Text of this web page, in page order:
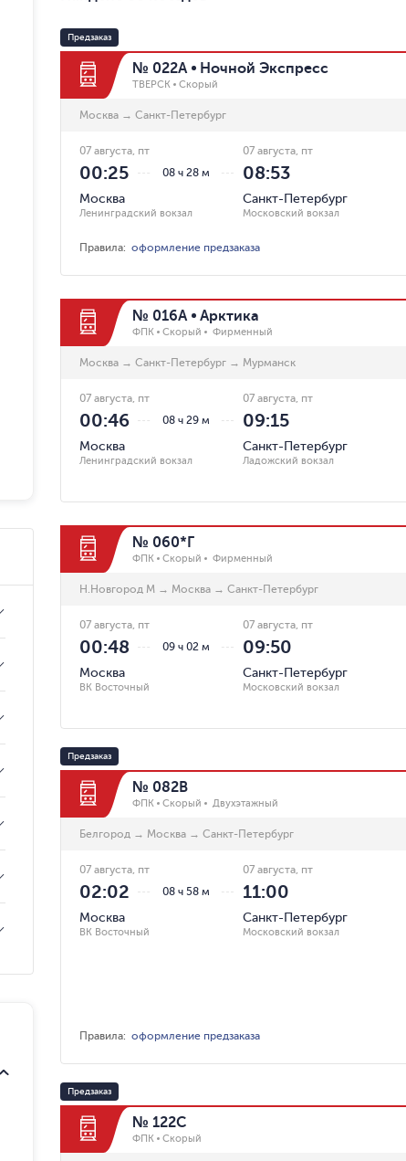
Предзаказ
№ 022А Ночной Экспресс
ТВЕРСК Скорый
Москва → Санкт-Петербург
08 ч 28 м
07 августа, пт
00:25
Москва
Ленинградский вокзал
07 августа, пт
08:53
Санкт-Петербург
Московский вокзал
Правила:оформление предзаказа
№ 016А Арктика
ФПК Скорый Фирменный
Москва → Санкт-Петербург → Мурманск
08 ч 29 м
07 августа, пт
00:46
Москва
Ленинградский вокзал
07 августа, пт
09:15
Санкт-Петербург
Ладожский вокзал
№ 060*Г
ФПК Скорый Фирменный
Н.Новгород М → Москва → Санкт-Петербург
09 ч 02 м
07 августа, пт
00:48
Москва
ВК Восточный
07 августа, пт
09:50
Санкт-Петербург
Московский вокзал
Предзаказ
№ 082В
ФПК Скорый Двухэтажный
Белгород → Москва → Санкт-Петербург
08 ч 58 м
07 августа, пт
02:02
Москва
ВК Восточный
07 августа, пт
11:00
Санкт-Петербург
Московский вокзал
Правила:оформление предзаказа
Предзаказ
№ 122С
ФПК Скорый